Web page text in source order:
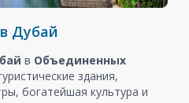
Дубай
в Объединенных
здания,
богатейшая культура и